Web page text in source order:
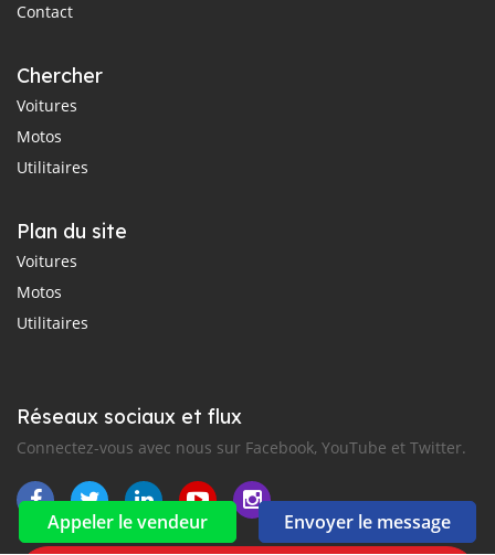
Appeler le vendeur Envoyer le message
Contact
Chercher
Voitures
Motos
Utilitaires
Plan du site
Voitures
Motos
Utilitaires
Réseaux sociaux et flux
Connectez-vous avec nous sur Facebook, YouTube et Twitter.